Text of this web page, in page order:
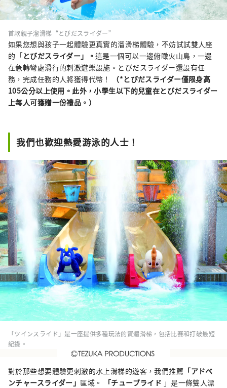
首款親子溜滑梯“とびだスライダー”
如果您想與孩子一起體驗更真實的溜滑梯體驗，不妨試試雙人座
的 「とびだスライダー」。這是一個可以一邊俯瞰火山島，一邊
在急轉彎處滑行的刺激遊樂設施。とびだスライダー還設有任
務，完成任務的人將獲得代幣！
（*とびだスライダー僅限身高
105公分以上使用。此外，小學生以下的兒童在とびだスライダー
上每人可獲贈一份禮品。）
我們也歡迎熱愛游泳的人士！
「ツインスライド」是一座提供多種玩法的實體滑梯，包括比賽和打破最短
紀錄。
對於那些想要體驗更刺激的水上滑梯的遊客，我們推薦 「アドベ
ンチャースライダー」區域。 「チューブライド 」是一條雙人漂